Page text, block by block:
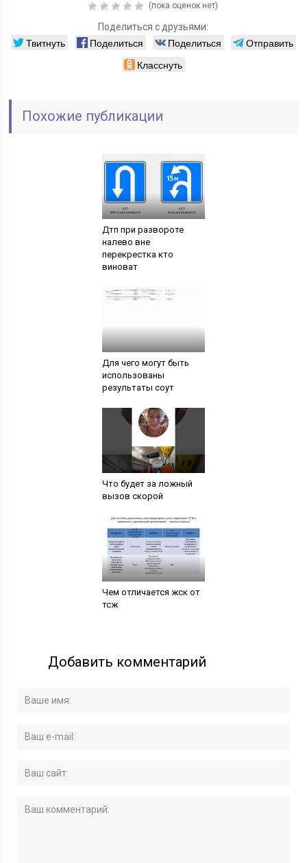
(пока оценок нет)
Поделиться с друзьями:
Твитнуть Поделиться Поделиться
Отправить
Класснуть
Похожие публикации
Дтп при развороте
налево вне
перекрестка кто
виноват
Для чего могут быть
использованы
результаты соут
Что будет за ложный
вызов скорой
Чем отличается жск от
тсж
Добавить комментарий